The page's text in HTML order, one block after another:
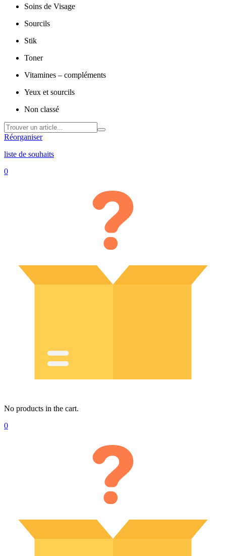
Soins de Visage
Sourcils
Stik
Toner
Vitamines – compléments
Yeux et sourcils
Non classé
Réorganiser
liste de souhaits
0
No products in the cart.
0